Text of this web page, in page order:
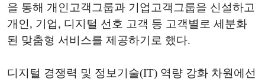
을 통해 개인고객그룹과 기업고객그룹을 신설하고
개인, 기업, 디지털 선호 고객 등 고객별로 세분화
된 맞춤형 서비스를 제공하기로 했다.
디지털 경쟁력 및 정보기술(IT) 역량 강화 차원에선